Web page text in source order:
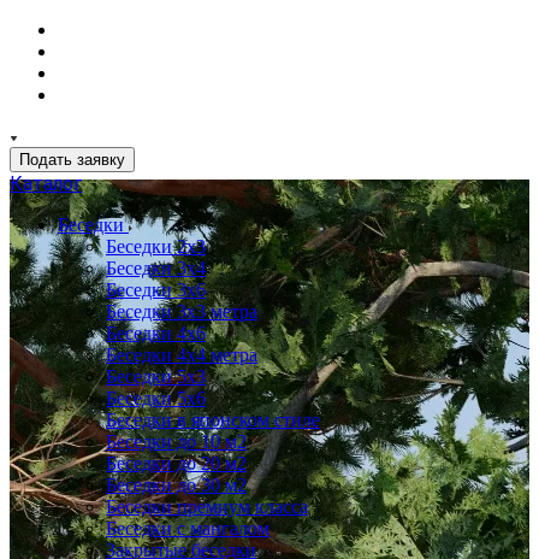
Подать заявку
Каталог
Беседки
Беседки 2x3
Беседки 3x4
Беседки 3x6
Беседки 3х3 метра
Беседки 4x6
Беседки 4х4 метра
Беседки 5x3
Беседки 5x6
Беседки в японском стиле
Беседки до 10 м2
Беседки до 20 м2
Беседки до 30 м2
Беседки премиум класса
Беседки с мангалом
Закрытые беседки